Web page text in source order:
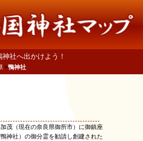
神社へ出かけよう！
鴨神社
茂（現在の奈良県御所市）に御鎮座
神社）の御分霊を勧請し創建された